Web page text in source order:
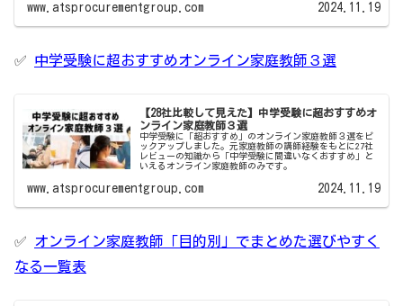
www.atsprocurementgroup.com 2024.11.19
✅ 中学受験に超おすすめオンライン家庭教師３選
【28社比較して見えた】中学受験に超おすすめオ
ンライン家庭教師３選
中学受験に「超おすすめ」のオンライン家庭教師３選をピ
ックアップしました。元家庭教師の講師経験をもとに27社
レビューの知識から「中学受験に間違いなくおすすめ」と
いえるオンライン家庭教師のみです。
www.atsprocurementgroup.com 2024.11.19
✅
オンライン家庭教師「目的別」でまとめた選びやすく
なる一覧表